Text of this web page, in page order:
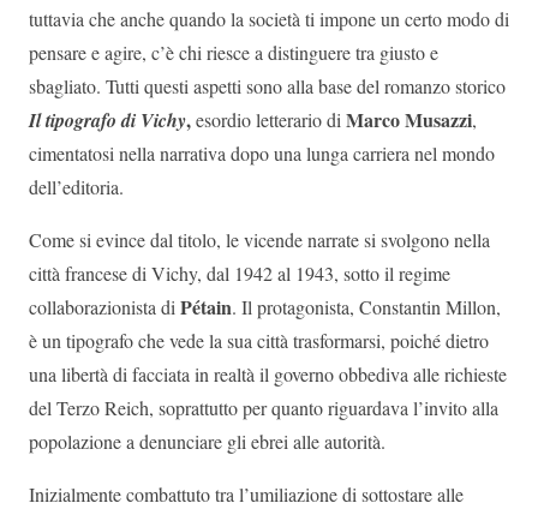
tuttavia che anche quando la società ti impone un certo modo di
pensare e agire, c’è chi riesce a distinguere tra giusto e
sbagliato. Tutti questi aspetti sono alla base del romanzo storico
Il tipografo di Vichy,esordio letterario diMarco Musazzi,
cimentatosi nella narrativa dopo una lunga carriera nel mondo
dell’editoria.
Come si evince dal titolo, le vicende narrate si svolgono nella
città francese di Vichy, dal 1942 al 1943, sotto il regime
collaborazionista diPétain. Il protagonista, Constantin Millon,
è un tipografo che vede la sua città trasformarsi, poiché dietro
una libertà di facciata in realtà il governo obbediva alle richieste
del Terzo Reich, soprattutto per quanto riguardava l’invito alla
popolazione a denunciare gli ebrei alle autorità.
Inizialmente combattuto tra l’umiliazione di sottostare alle